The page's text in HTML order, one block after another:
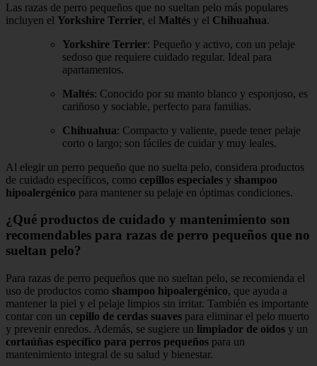
Las razas de perro pequeños que no sueltan pelo más populares
incluyen el Yorkshire Terrier, el Maltés y el Chihuahua.
Yorkshire Terrier: Pequeño y activo, con un pelaje
sedoso que requiere cuidado regular. Ideal para
apartamentos.
Maltés: Conocido por su manto blanco y esponjoso, es
cariñoso y sociable, perfecto para familias.
Chihuahua: Compacto y valiente, puede tener pelaje
corto o largo; son fáciles de cuidar y muy leales.
Al elegir un perro pequeño que no suelta pelo, considera productos
de cuidado específicos, como cepillos especiales y shampoo
hipoalergénico para mantener su pelaje en óptimas condiciones.
¿Qué productos de cuidado y mantenimiento son
recomendables para razas de perro pequeños que no
sueltan pelo?
Para razas de perro pequeños que no sueltan pelo, se recomienda el
uso de productos como shampoo hipoalergénico, que ayuda a
mantener la piel y el pelaje limpios sin irritar. También es importante
contar con un cepillo de cerdas suaves para eliminar el pelo muerto
y prevenir enredos. Además, se sugiere un limpiador de oídos y un
cortaúñas específico para perros pequeños para un
mantenimiento integral de su salud y bienestar.